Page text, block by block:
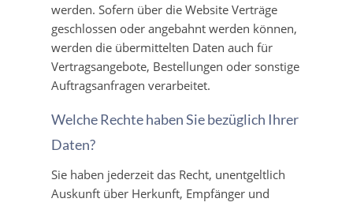
werden. Sofern über die Website Verträge
geschlossen oder angebahnt werden können,
werden die übermittelten Daten auch für
Vertragsangebote, Bestellungen oder sonstige
Auftragsanfragen verarbeitet.
Welche Rechte haben Sie bezüglich Ihrer
Daten?
Sie haben jederzeit das Recht, unentgeltlich
Auskunft über Herkunft, Empfänger und